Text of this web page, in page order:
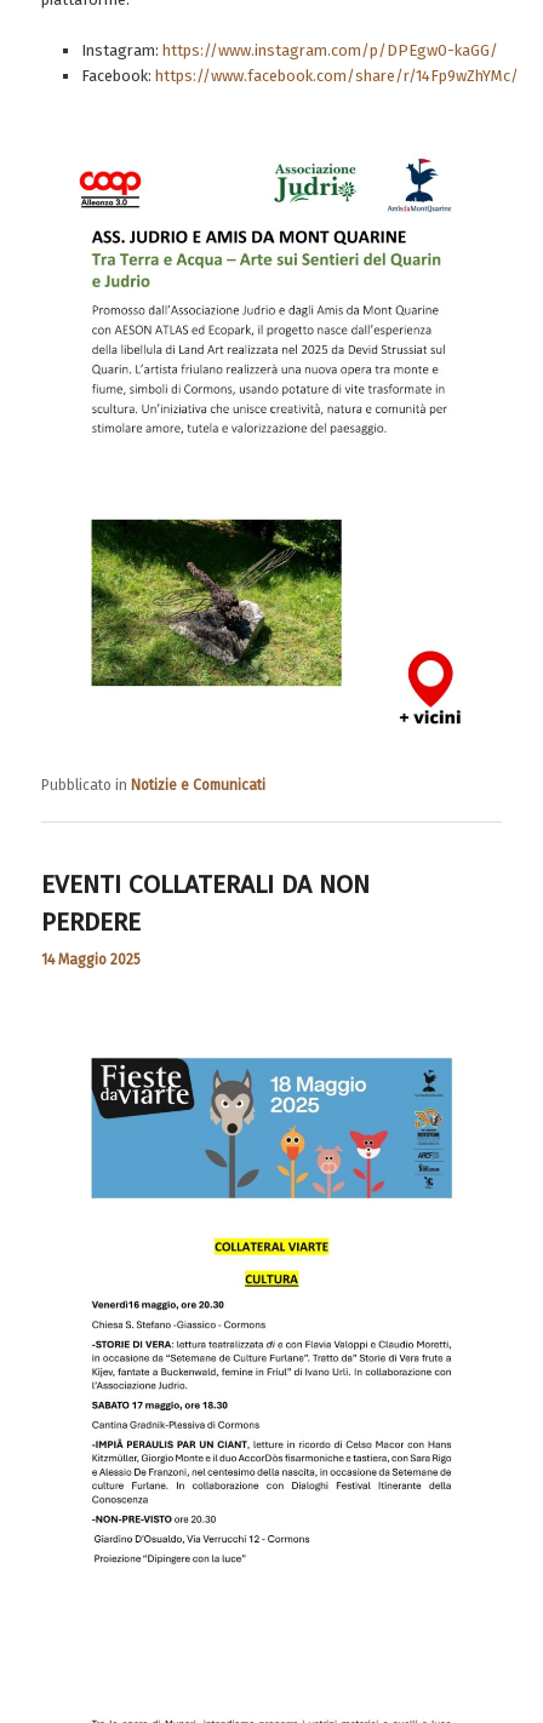
Instagram: https://www.instagram.com/p/DPEgw0-kaGG/
Facebook: https://www.facebook.com/share/r/14Fp9wZhYMc/
Pubblicato in Notizie e Comunicati
EVENTI COLLATERALI DA NON
PERDERE
14 Maggio 2025